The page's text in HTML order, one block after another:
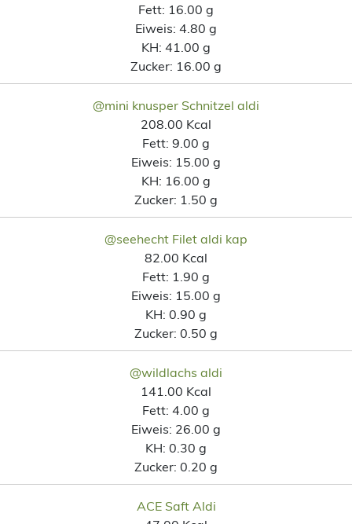
Fett: 16.00 g
Eiweis: 4.80 g
KH: 41.00 g
Zucker: 16.00 g
@mini knusper Schnitzel aldi
208.00 Kcal
Fett: 9.00 g
Eiweis: 15.00 g
KH: 16.00 g
Zucker: 1.50 g
@seehecht Filet aldi kap
82.00 Kcal
Fett: 1.90 g
Eiweis: 15.00 g
KH: 0.90 g
Zucker: 0.50 g
@wildlachs aldi
141.00 Kcal
Fett: 4.00 g
Eiweis: 26.00 g
KH: 0.30 g
Zucker: 0.20 g
ACE Saft Aldi